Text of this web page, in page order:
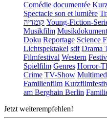
Comédie documentée
Spectacle son et lumière
קומדיה Young-Fiction-
Musikfilm
Doku Reportage Science
Lichtspektakel sdf Drama
Filmfestival Western
Spielfilm Genres Horror-
Crime TV-Show
Familienfilm
am Berghain Berlin
Jetzt weiterempfehlen!